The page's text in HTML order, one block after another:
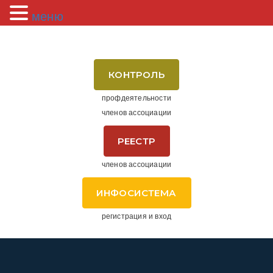
КОНТРОЛЬ
профдеятельности
членов ассоциации
РЕЕСТР
членов ассоциации
ИНФОСИСТЕМА
регистрация и вход
меню